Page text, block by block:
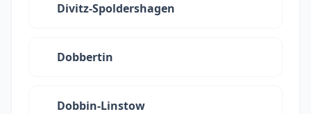
Divitz-Spoldershagen
Dobbertin
Dobbin-Linstow